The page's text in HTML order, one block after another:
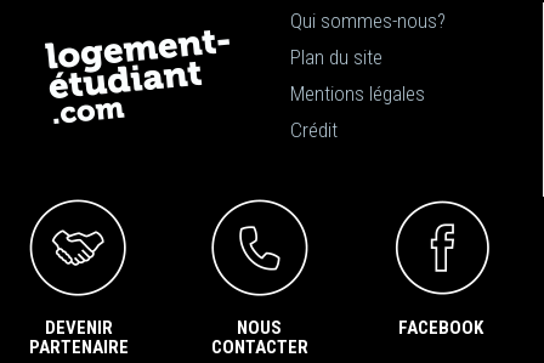
Qui sommes-nous?
Plan du site
Mentions légales
Crédit
DEVENIR
PARTENAIRE
NOUS
CONTACTER
FACEBOOK